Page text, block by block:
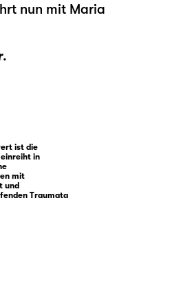
nun mit Maria
.
ist die
in
mit
und
Traumata